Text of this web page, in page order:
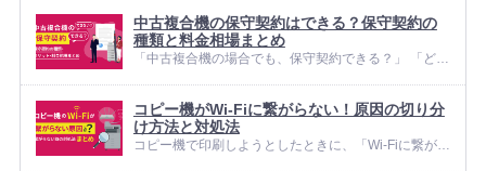
中古複合機の保守契約はできる？保守契約の
種類と料金相場まとめ
「中古複合機の場合でも、保守契約できる？」 「どの
疑問やお悩みをお持ちではありませんか？ 結論からい
うと、中古複合機（コピー機）でも保守契約を結ぶこ
とは可能で...
コピー機がWi-Fiに繋がらない！原因の切り分
け方法と対処法
コピー機で印刷しようとしたときに、「Wi-Fiに繋がら